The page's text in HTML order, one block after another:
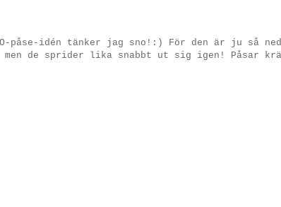
påse-idén tänker jag sno!:) För den är ju så
men de sprider lika snabbt ut sig igen! Påsar